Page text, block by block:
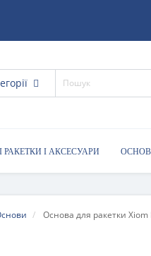
РАКЕТКИ І АКСЕСУАРИ
Основа для ракетки Xiom